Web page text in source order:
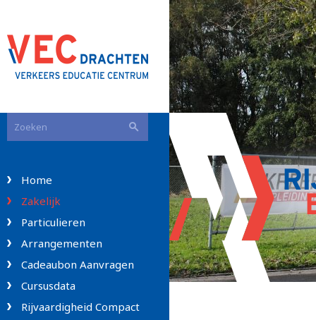
Home
Zakelijk
Particulieren
Arrangementen
Cadeaubon Aanvragen
Cursusdata
Rijvaardigheid Compact